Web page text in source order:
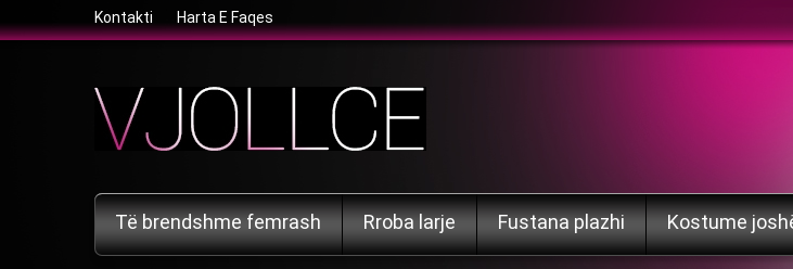
Kontakti Harta E Faqes
Të brendshme femrash Rroba larje Fustana plazhi Kostume